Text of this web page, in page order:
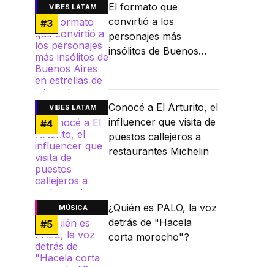
VIBES LATAM
#3
El formato que
convirtió a los
personajes más
insólitos de Buenos
VIBES LATAM
#4
Conocé a El Arturito, el
influencer que visita de
puestos callejeros a
restaurantes Michelin
MÚSICA
#5
¿Quién es PALO, la voz
detrás de "Hacela
corta morocho"?